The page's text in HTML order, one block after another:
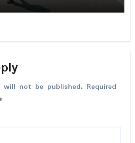
will not be published. Required